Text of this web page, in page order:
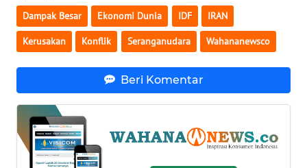
Dampak Besar Ekonomi Dunia IDF IRAN
Kerusakan Konflik Seranganudara Wahananewsco
Beri Komentar
WN
JAMBI
NTB
WN